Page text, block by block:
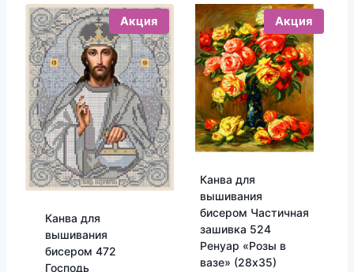
Акция
Канва для
вышивания
бисером 472
Господь
Акция
Канва для
вышивания
бисером Частичная
зашивка 524
Ренуар «Розы в
вазе» (28х35)